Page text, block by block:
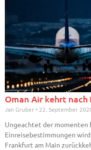
Oman Air kehrt
Jan Gruber 22. September
Ungeachtet der momenten
Einreisebestimmungen
Frankfurt am Main